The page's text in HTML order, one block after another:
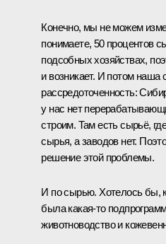
Конечно, мы не можем
понимаете, 50 процентов
подсобных хозяйствах,
и возникает. И потом наша
рассредоточенность:
у нас нет
строим. Там есть сырьё,
сырья, а заводов нет.
решение этой проблемы.
И по сырью. Хотелось бы,
была какая-то
животноводство и